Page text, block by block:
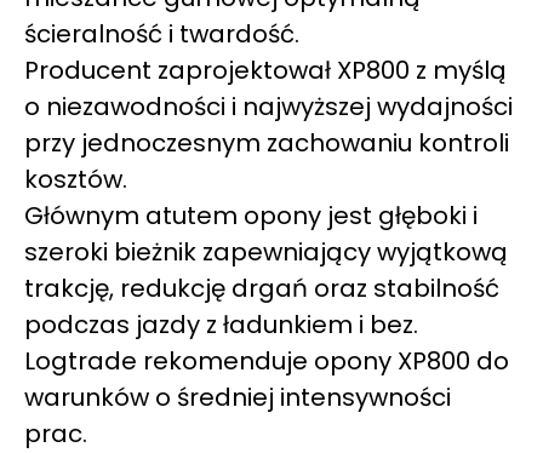
ścieralność i twardość.
Producent zaprojektował XP800 z myślą
o niezawodności i najwyższej wydajności
przy jednoczesnym zachowaniu kontroli
kosztów.
Głównym atutem opony jest głęboki i
szeroki bieżnik zapewniający wyjątkową
trakcję, redukcję drgań oraz stabilność
podczas jazdy z ładunkiem i bez.
Logtrade rekomenduje opony XP800 do
warunków o średniej intensywności
prac.